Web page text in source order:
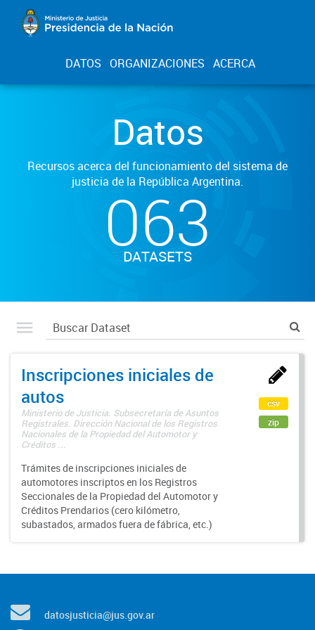
DATOS ORGANIZACIONES ACERCA
Datos
Recursos acerca del funcionamiento del sistema de
justicia de la República Argentina.
063
DATASETS
Inscripciones iniciales de
autos
Ministerio de Justicia. Subsecretaría de Asuntos
Registrales. Dirección Nacional de los Registros
Nacionales de la Propiedad del Automotor y
Créditos ...
Trámites de inscripciones iniciales de
automotores inscriptos en los Registros
Seccionales de la Propiedad del Automotor y
Créditos Prendarios (cero kilómetro,
subastados, armados fuera de fábrica, etc.)
csv
zip
datosjusticia@jus.gov.ar